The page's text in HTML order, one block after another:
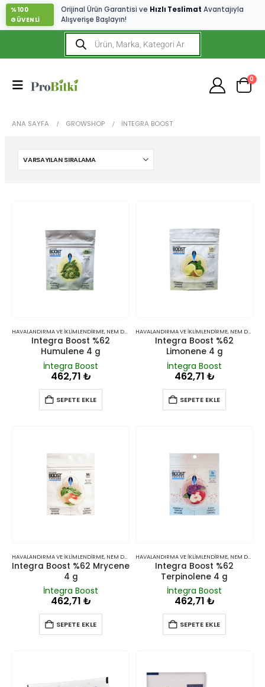
%100
GÜVENLİ
Orijinal Ürün Garantisi ve Hızlı Teslimat Avantajıyla
Alışverişe Başlayın!
0
ANA SAYFA GROWSHOP İNTEGRA BOOST
HAVALANDIRMA VE İKLIMLENDIRME, NEM DÜZENLEYICILER
Integra Boost %62
Humulene 4 g
İntegra Boost
462,71 ₺
SEPETE EKLE
HAVALANDIRMA VE İKLIMLENDIRME, NEM DÜZENLEYICILER
Integra Boost %62
Limonene 4 g
İntegra Boost
462,71 ₺
SEPETE EKLE
HAVALANDIRMA VE İKLIMLENDIRME, NEM DÜZENLEYICILER
Integra Boost %62 Mrycene
4 g
İntegra Boost
462,71 ₺
SEPETE EKLE
HAVALANDIRMA VE İKLIMLENDIRME, NEM DÜZENLEYICILER
Integra Boost %62
Terpinolene 4 g
İntegra Boost
462,71 ₺
SEPETE EKLE